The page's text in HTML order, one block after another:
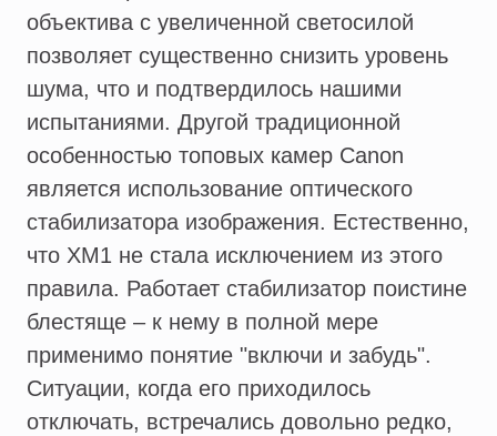
объектива с увеличенной светосилой
позволяет существенно снизить уровень
шума, что и подтвердилось нашими
испытаниями. Другой традиционной
особенностью топовых камер Canon
является использование оптического
стабилизатора изображения. Естественно,
что XM1 не стала исключением из этого
правила. Работает стабилизатор поистине
блестяще – к нему в полной мере
применимо понятие "включи и забудь".
Ситуации, когда его приходилось
отключать, встречались довольно редко,